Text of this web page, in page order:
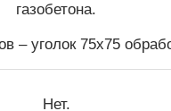
газобетона.
– уголок 75х75
Нет.